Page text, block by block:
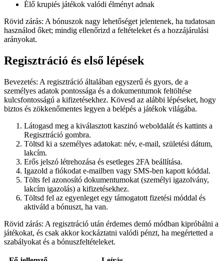
Élő krupiés játékok valódi élményt adnak
Rövid zárás: A bónuszok nagy lehetőséget jelentenek, ha tudatosan
használod őket; mindig ellenőrizd a feltételeket és a hozzájárulási
arányokat.
Regisztráció és első lépések
Bevezetés: A regisztráció általában egyszerű és gyors, de a
személyes adatok pontossága és a dokumentumok feltöltése
kulcsfontosságú a kifizetésekhez. Kövesd az alábbi lépéseket, hogy
biztos és zökkenőmentes legyen a belépés a játékok világába.
Látogasd meg a kiválasztott kaszinó weboldalát és kattints a
Regisztráció gombra.
Töltsd ki a személyes adatokat: név, e-mail, születési dátum,
lakcím.
Erős jelszó létrehozása és esetleges 2FA beállítása.
Igazold a fiókodat e-mailben vagy SMS-ben kapott kóddal.
Tölts fel azonosító dokumentumokat (személyi igazolvány,
lakcím igazolás) a kifizetésekhez.
Töltsd fel az egyenleget egy támogatott fizetési móddal és
aktiváld a bónuszt, ha van.
Rövid zárás: A regisztráció után érdemes demó módban kipróbálni a
játékokat, és csak akkor kockáztatni valódi pénzt, ha megértetted a
szabályokat és a bónuszfeltételeket.